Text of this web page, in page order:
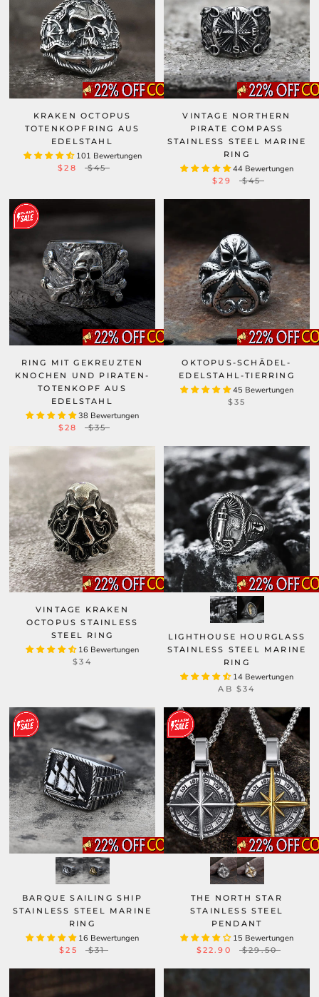
KRAKEN OCTOPUS
TOTENKOPFRING AUS
EDELSTAHL
101 Bewertungen
$28 $45
VINTAGE NORTHERN
PIRATE COMPASS
STAINLESS STEEL MARINE
RING
44 Bewertungen
$29 $45
RING MIT GEKREUZTEN
KNOCHEN UND PIRATEN-
TOTENKOPF AUS
EDELSTAHL
38 Bewertungen
$28 $35
OKTOPUS-SCHÄDEL-
EDELSTAHL-TIERRING
45 Bewertungen
$35
VINTAGE KRAKEN
OCTOPUS STAINLESS
STEEL RING
16 Bewertungen
$34
LIGHTHOUSE HOURGLASS
STAINLESS STEEL MARINE
RING
14 Bewertungen
AB $34
BARQUE SAILING SHIP
STAINLESS STEEL MARINE
RING
16 Bewertungen
$25 $31
THE NORTH STAR
STAINLESS STEEL
PENDANT
15 Bewertungen
$22.90 $29.50